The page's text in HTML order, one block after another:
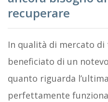
recuperare
In qualità di mercato
beneficiato di un
quanto riguarda
perfettamente